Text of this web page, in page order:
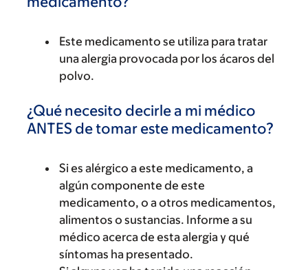
Este medicamento se utiliza para tratar
una alergia provocada por los ácaros del
polvo.
¿Qué necesito decirle a mi médico
ANTES de tomar este medicamento?
Si es alérgico a este medicamento, a
algún componente de este
medicamento, o a otros medicamentos,
alimentos o sustancias. Informe a su
médico acerca de esta alergia y qué
síntomas ha presentado.